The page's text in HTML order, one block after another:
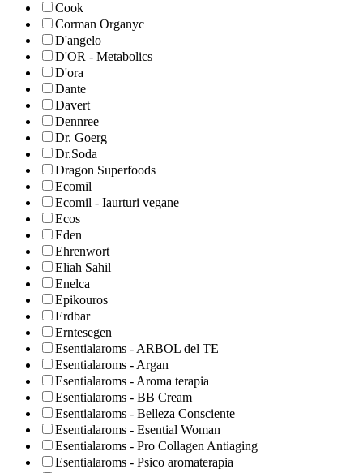
Cook
Corman Organyc
D'angelo
D'OR - Metabolics
D'ora
Dante
Davert
Dennree
Dr. Goerg
Dr.Soda
Dragon Superfoods
Ecomil
Ecomil - Iaurturi vegane
Ecos
Eden
Ehrenwort
Eliah Sahil
Enelca
Epikouros
Erdbar
Erntesegen
Esentialaroms - ARBOL del TE
Esentialaroms - Argan
Esentialaroms - Aroma terapia
Esentialaroms - BB Cream
Esentialaroms - Belleza Consciente
Esentialaroms - Esential Woman
Esentialaroms - Pro Collagen Antiaging
Esentialaroms - Psico aromaterapia